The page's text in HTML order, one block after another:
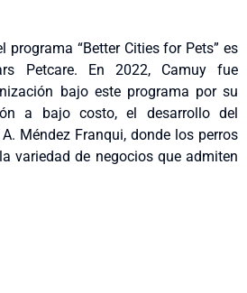
programa “Better Cities for Pets” es
Petcare. En 2022, Camuy fue
bajo este programa por su
a bajo costo, el desarrollo del
Méndez Franqui, donde los perros
variedad de negocios que admiten